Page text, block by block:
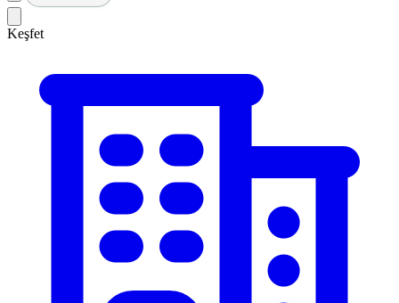
Keşfet